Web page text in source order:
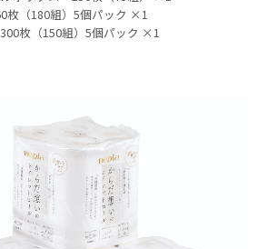
枚（180組）5個パック ×1
枚（150組）5個パック ×1